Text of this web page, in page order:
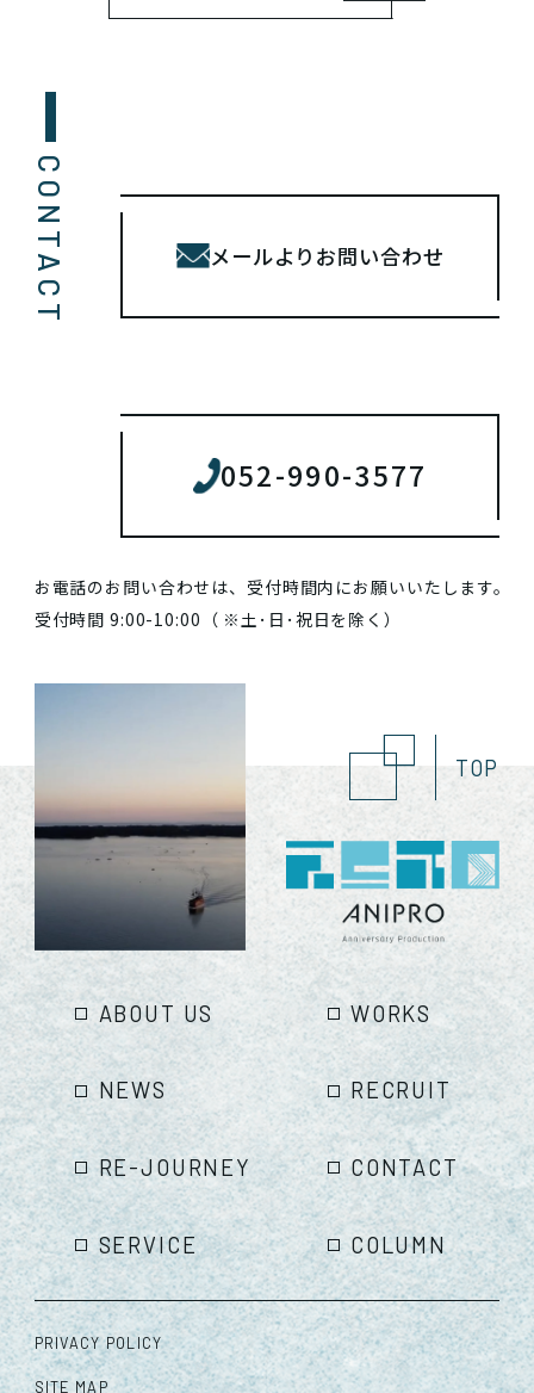
CONTACT メールよりお問い合わせ
052-990-3577
お電話のお問い合わせは、受付時間内にお願いいたします。
受付時間 9:00-10:00（ ※土･日･祝日を除く）
TOP
ABOUT US
NEWS
RE-JOURNEY
SERVICE
WORKS
RECRUIT
CONTACT
COLUMN
PRIVACY POLICY
SITE MAP